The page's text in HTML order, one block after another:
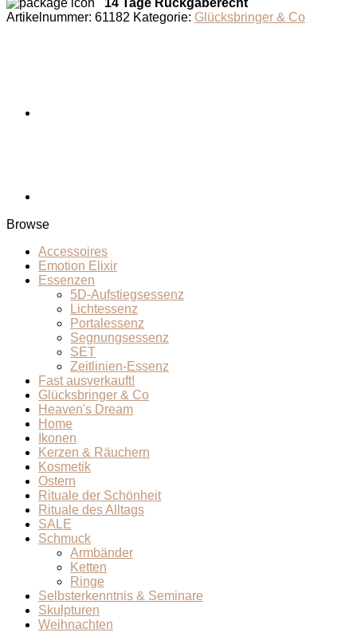
14 Tage Rückgaberecht
Artikelnummer: 61182 Kategorie: Glücksbringer & Co
Browse
Accessoires
Emotion Elixir
Essenzen
5D-Aufstiegsessenz
Lichtessenz
Portalessenz
Segnungsessenz
SET
Zeitlinien-Essenz
Fast ausverkauft!
Glücksbringer & Co
Heaven's Dream
Home
Ikonen
Kerzen & Räuchern
Kosmetik
Ostern
Rituale der Schönheit
Rituale des Alltags
SALE
Schmuck
Armbänder
Ketten
Ringe
Selbsterkenntnis & Seminare
Skulpturen
Weihnachten